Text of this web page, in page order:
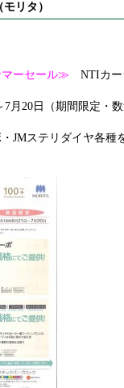
リタ）
マーセール≫ NTIカー
月20日（期間限定・数
JMステリダイヤ各種